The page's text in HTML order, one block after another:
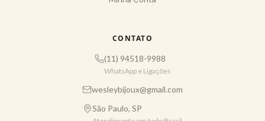
CONTATO
(11) 94518-9988
WhatsApp e Ligações
wesleybijoux@gmail.com
São Paulo, SP